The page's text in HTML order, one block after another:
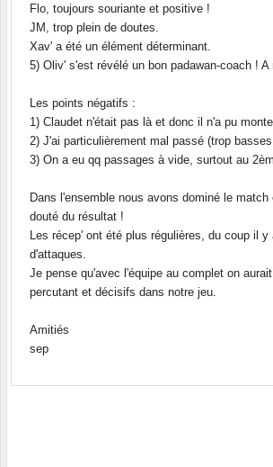
Flo, toujours souriante et positive !
JM, trop plein de doutes.
Xav' a été un élément déterminant.
5) Oliv' s'est révélé un bon padawan-coach ! A
Les points négatifs :
1) Claudet n'était pas là et donc il n'a pu
2) J'ai particulièrement mal passé (trop
3) On a eu qq passages à vide, surtout au
Dans l'ensemble nous avons dominé le
douté du résultat !
Les récep' ont été plus régulières, du coup il y
d'attaques.
Je pense qu'avec l'équipe au complet on
percutant et décisifs dans notre jeu.
Amitiés
sep